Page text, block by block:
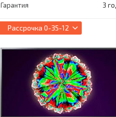
Гарантия
3
Рассрочка 0-35-12